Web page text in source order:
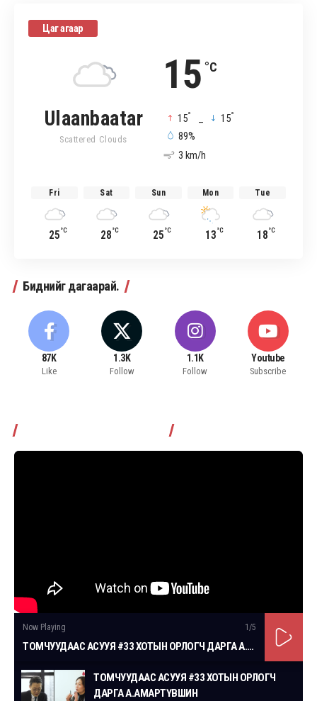
Цаг агаар
15 °C
Ulaanbaatar
Scattered Clouds
15° 15°
89%
3 km/h
Fri
25°C
Sat
28°C
Sun
25°C
Mon
13°C
Tue
18°C
Биднийг дагаарай.
87K
Like
1.3K
Follow
1.1K
Follow
Youtube
Subscribe
Now Playing 1 /5
ТОМЧУУДААС АСУУЯ #33 ХОТЫН ОРЛОГЧ ДАРГА А.АМАРТҮВШИН
ТОМЧУУДААС АСУУЯ #33 ХОТЫН ОРЛОГЧ
ДАРГА А.АМАРТҮВШИН